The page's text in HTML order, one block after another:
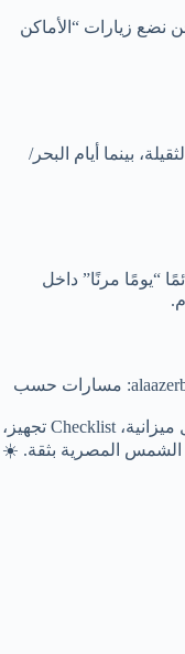
نضع زيارات “الأماكن
بينما أيام البحر/
“يومًا مرنًا” داخل
بدليل تنفيذي من alaazerbaijan.com: مسارات حسب
11 تجربة بالأرقام، برنامج 9 أيام جاهز، جداول ميزانية، Checklist تجهيز،
المصرية بثقة. ☀️